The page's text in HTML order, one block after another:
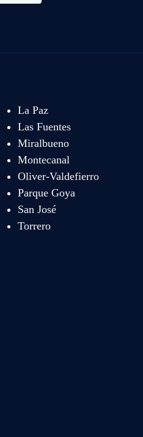
La Paz
Las Fuentes
Miralbueno
Montecanal
Oliver-Valdefierro
Parque Goya
San José
Torrero